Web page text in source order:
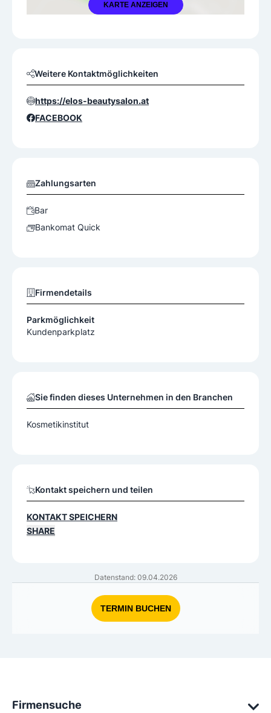
KARTE ANZEIGEN
Datenstand: 09.04.2026
Weitere Kontaktmöglichkeiten
https://elos-beautysalon.at
FACEBOOK
Zahlungsarten
Bar
Bankomat Quick
Firmendetails
Parkmöglichkeit
Kundenparkplatz
Sie finden dieses Unternehmen in den Branchen
Kosmetikinstitut
Kontakt speichern und teilen
KONTAKT SPEICHERN
SHARE
TERMIN BUCHEN
Firmensuche